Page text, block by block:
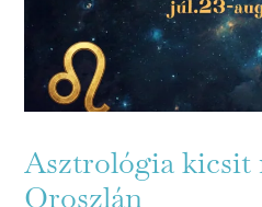
Asztrológia kicsit
Oroszlán